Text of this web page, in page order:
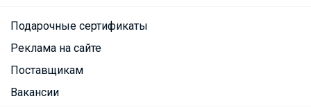
Подарочные сертификаты
Реклама на сайте
Поставщикам
Вакансии